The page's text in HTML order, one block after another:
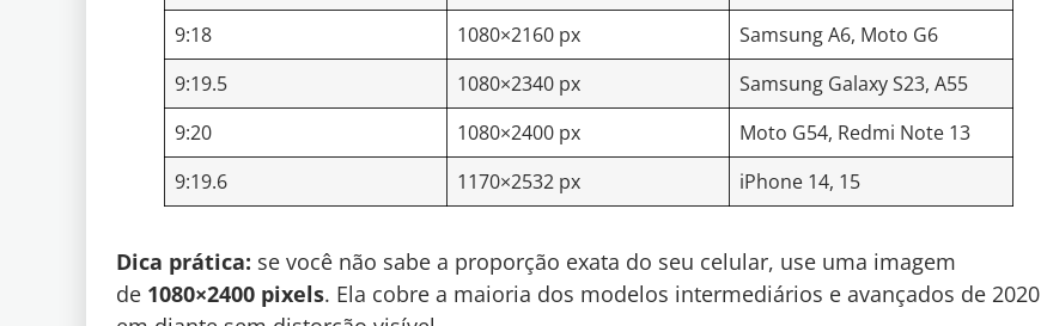
9:18
1080×2160 px
Samsung A6, Moto G6
9:19.5
1080×2340 px
Samsung Galaxy S23, A55
9:20
1080×2400 px
Moto G54, Redmi Note 13
9:19.6
1170×2532 px iPhone 14, 15
Dica prática: se você não sabe a proporção exata do seu celular, use uma imagem
de 1080×2400 pixels. Ela cobre a maioria dos modelos intermediários e avançados de 2020